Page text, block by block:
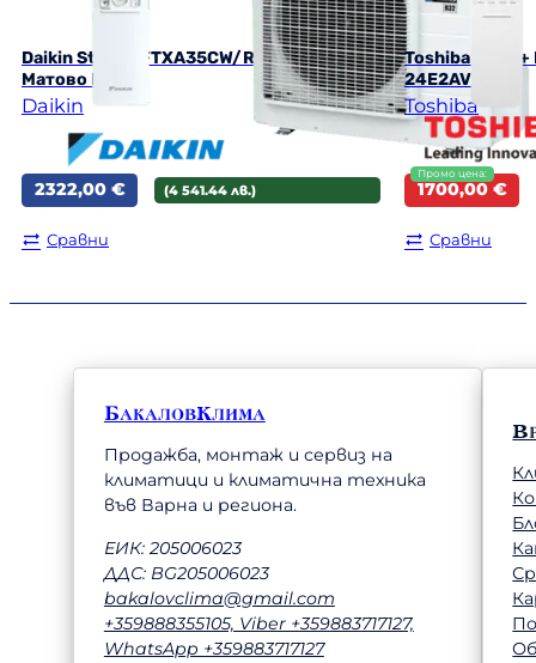
Daikin Stylish FTXA35CW/RXA35A8
Матово Бяло
Daikin
2322,00 € (4 541.44 лв.)
Сравни
Toshiba
24E2AVG-E
Toshiba
Original
price
was:
1700,00 €
Текущата
цена
е:
Сравни
БакаловКлима
Продажба, монтаж и сервиз на
климатици и климатична техника
във Варна и региона.
ЕИК: 205006023
ДДС: BG205006023
bakalovclima@gmail.com
+359888355105, Viber +359883717127,
WhatsApp +359883717127